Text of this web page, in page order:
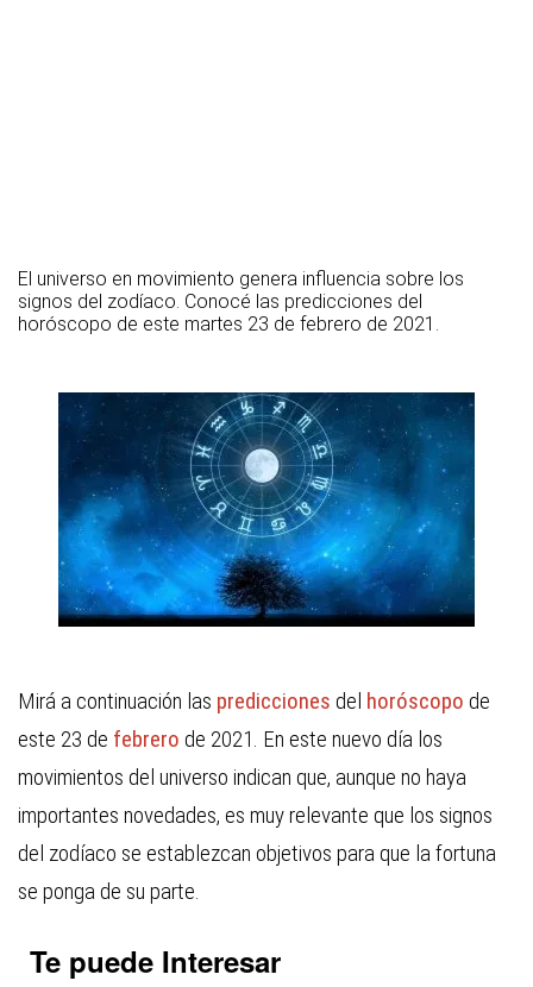
El universo en movimiento genera influencia sobre los
signos del zodíaco. Conocé las predicciones del
horóscopo de este martes 23 de febrero de 2021.
Mirá a continuación las predicciones del horóscopo de
este 23 de febrero de 2021. En este nuevo día los
movimientos del universo indican que, aunque no haya
importantes novedades, es muy relevante que los signos
del zodíaco se establezcan objetivos para que la fortuna
se ponga de su parte.
Te puede Interesar